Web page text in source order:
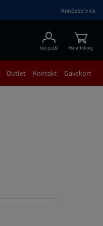
Kundeservice
Min profil Handlekorg
Outlet Kontakt Gavekort